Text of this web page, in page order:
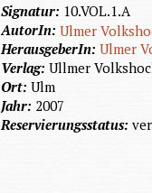
Signatur: 10.VOL.1.A
AutorIn:Ulmer
HerausgeberIn:Ulmer
Verlag:Ullmer
Ort:Ulm
Jahr: 2007
Reservierungsstatus: